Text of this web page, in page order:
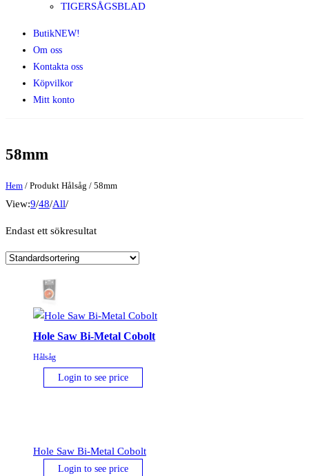
TIGERSÅGSBLAD
ButikNEW!
Om oss
Kontakta oss
Köpvilkor
Mitt konto
58mm
Hem / Produkt Hålsåg / 58mm
View:9/48/All/
Endast ett sökresultat
Hole Saw Bi-Metal Cobolt
Hålsåg
Login to see price
Hole Saw Bi-Metal Cobolt
Login to see price